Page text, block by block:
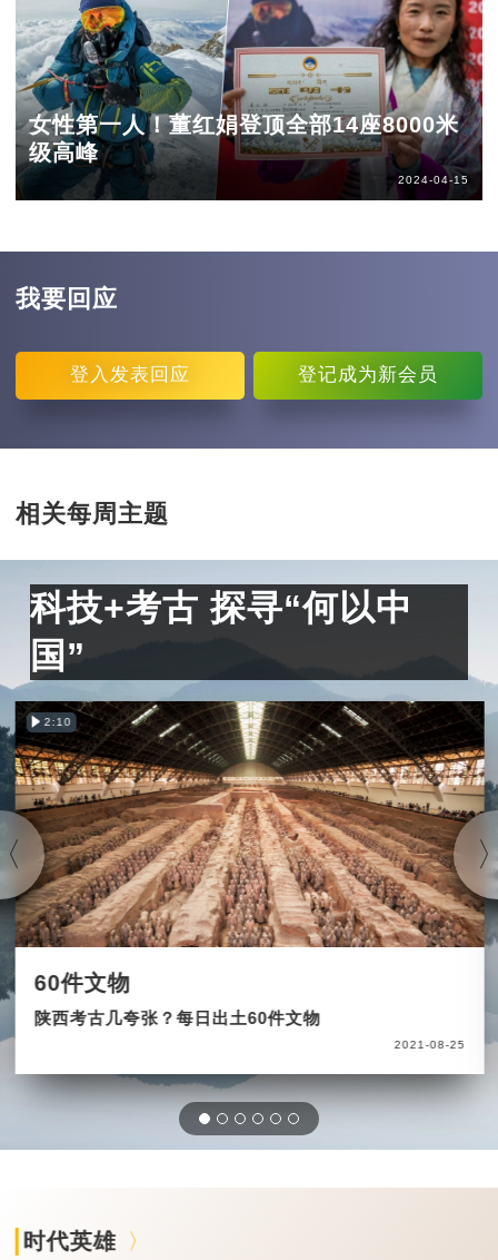
女性第一人！董红娟登顶全部14座8000米
级高峰
2024-04-15
我要回应
登入 发表回应 登记成为新会员
相关每周主题
科技+考古 探寻“何以中
国”
2:10
60件文物
陕西考古几夸张？每日出土60件文物
2021-08-25
时代英雄